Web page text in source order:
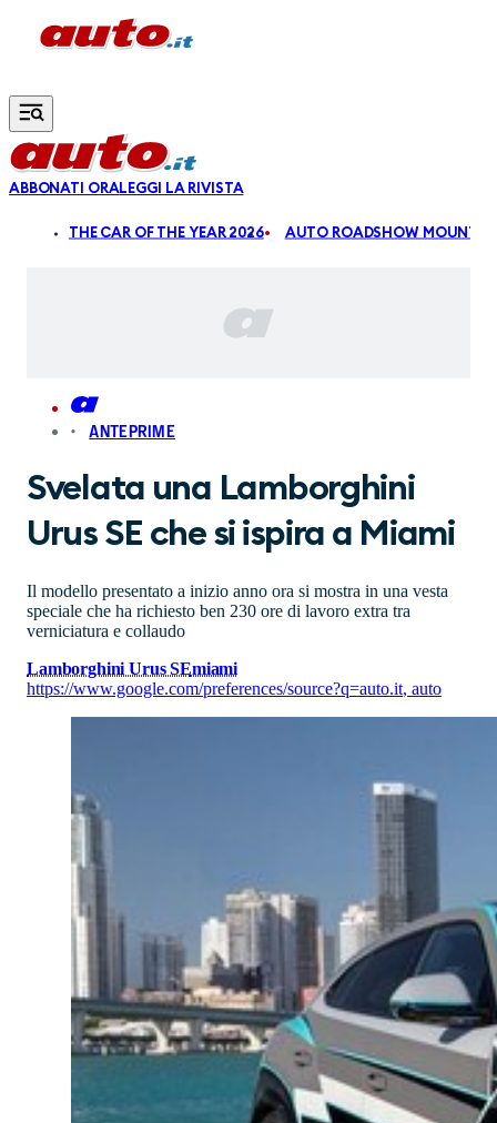
Vai al contenuto principale
ABBONATI ORALEGGI LA RIVISTA
THE CAR OF THE YEAR 2026 AUTO ROADSHOW
ANTEPRIME
Svelata una Lamborghini
Urus SE che si ispira a Miami
Il modello presentato a inizio anno ora si mostra in una vesta
speciale che ha richiesto ben 230 ore di lavoro extra tra
verniciatura e collaudo
Lamborghini Urus SEmiami
https://www.google.com/preferences/source?q=auto.it, auto